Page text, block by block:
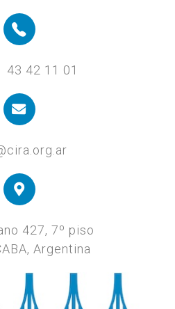
43 42 11 01
427, 7º piso
Argentina